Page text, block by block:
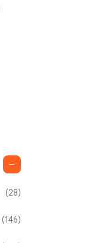
(28)
(146)